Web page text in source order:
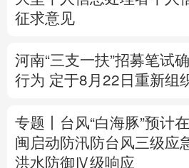
征求意见
河南“三支一扶”招募笔试
行为 定于8月22日重新组
专题丨 台风“白海豚”预计
闽启动防汛防台风三级应
洪水防御Ⅳ级响应